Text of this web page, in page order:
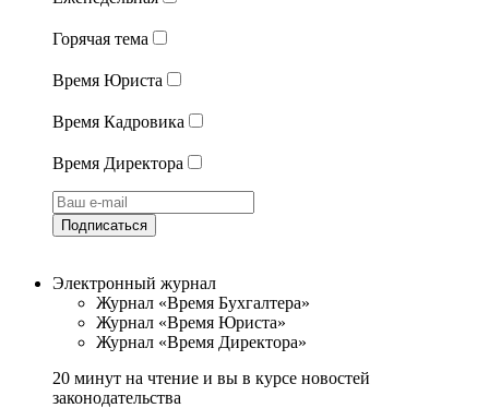
Горячая тема
Время Юриста
Время Кадровика
Время Директора
Подписаться
Электронный журнал
Журнал «Время Бухгалтера»
Журнал «Время Юриста»
Журнал «Время Директора»
20 минут на чтение и вы в курсе новостей
законодательства